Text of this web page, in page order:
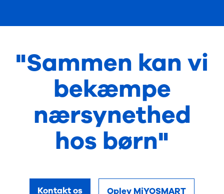
"Sammen kan vi
bekæmpe
nærsynethed
hos børn"
Kontakt os Oplev MiYOSMART